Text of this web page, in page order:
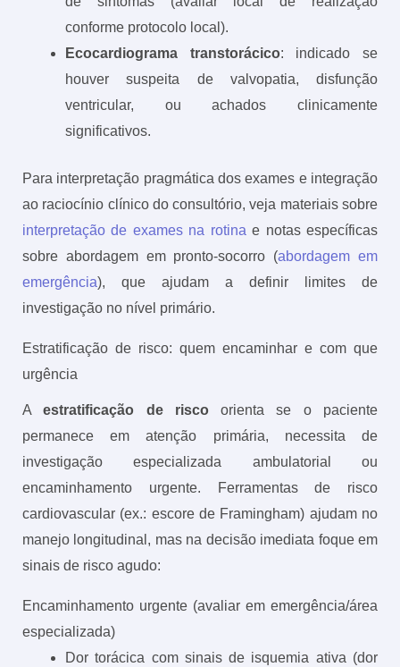
conforme protocolo local).
Ecocardiograma transtorácico: indicado se
houver suspeita de valvopatia, disfunção
ventricular, ou achados clinicamente
significativos.
Para interpretação pragmática dos exames e integração
ao raciocínio clínico do consultório, veja materiais sobre
interpretação de exames na rotina e notas específicas
sobre abordagem em pronto-socorro (abordagem em
emergência), que ajudam a definir limites de
investigação no nível primário.
Estratificação de risco: quem encaminhar e com que
urgência
Aestratificação de riscoorienta se o paciente
permanece em atenção primária, necessita de
investigação especializada ambulatorial ou
encaminhamento urgente. Ferramentas de risco
cardiovascular (ex.: escore de Framingham) ajudam no
manejo longitudinal, mas na decisão imediata foque em
sinais de risco agudo:
Encaminhamento urgente (avaliar em emergência/área
especializada)
Dor torácica com sinais de isquemia ativa (dor